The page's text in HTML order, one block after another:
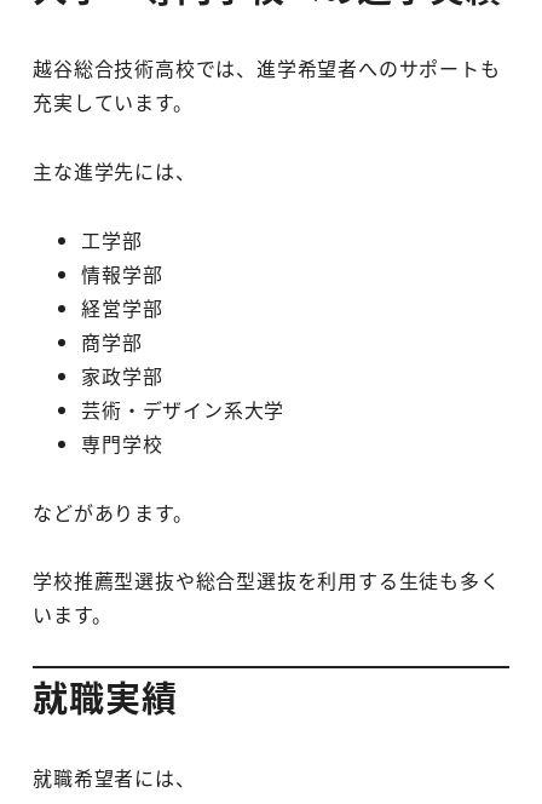
越谷総合技術高校では、進学希望者へのサポートも
充実しています。
主な進学先には、
工学部
情報学部
経営学部
商学部
家政学部
芸術・デザイン系大学
専門学校
などがあります。
学校推薦型選抜や総合型選抜を利用する生徒も多く
います。
就職実績
就職希望者には、